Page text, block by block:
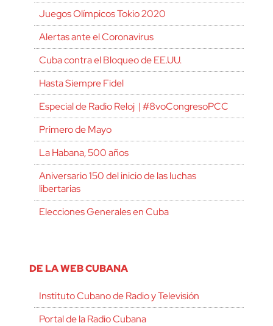
Juegos Olímpicos Tokio 2020
Alertas ante el Coronavirus
Cuba contra el Bloqueo de EE.UU.
Hasta Siempre Fidel
Especial de Radio Reloj | #8voCongresoPCC
Primero de Mayo
La Habana, 500 años
Aniversario 150 del inicio de las luchas
libertarias
Elecciones Generales en Cuba
DE LA WEB CUBANA
Instituto Cubano de Radio y Televisión
Portal de la Radio Cubana